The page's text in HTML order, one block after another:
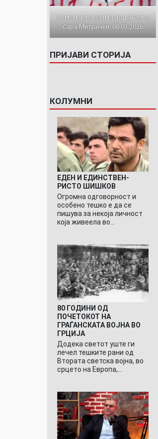
Осмомартовски Марш / Фото:
Сара Митрички, 08.03.2026
ПРИЈАВИ СТОРИЈА
КОЛУМНИ
ЕДЕН И ЕДИНСТВЕН-
РИСТО ШИШКОВ
Огромна одговорност и
особено тешко е да се
пишува за некоја личност
која живеела во…
80 ГОДИНИ ОД
ПОЧЕТОКОТ НА
ГРАЃАНСКАТА ВОЈНА ВО
ГРЦИЈА
Додека светот уште ги
лечел тешките рани од
Втората светска војна, во
срцето на Европа,…